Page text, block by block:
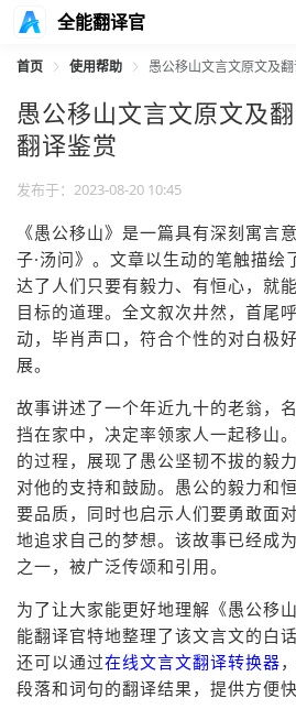
全能翻译官
首页 使用帮助 愚公移山文言文原文及
愚公移山文言文原文及
翻译鉴赏
发布于：2023-08-20 10:45
《愚公移山》是一篇具有深刻寓言
子·汤问》。文章以生动的笔触描绘
达了人们只要有毅力、有恒心，就
目标的道理。全文叙次井然，首尾
动，毕肖声口，符合个性的对白极
展。
故事讲述了一个年近九十的老翁，
挡在家中，决定率领家人一起移山
的过程，展现了愚公坚韧不拔的毅
对他的支持和鼓励。愚公的毅力和
要品质，同时也启示人们要勇敢面
地追求自己的梦想。该故事已经成
之一，被广泛传颂和引用。
为了让大家能更好地理解《愚公移
能翻译官特地整理了该文言文的白
还可以通过在线文言文翻译转换器
段落和词句的翻译结果，提供方便